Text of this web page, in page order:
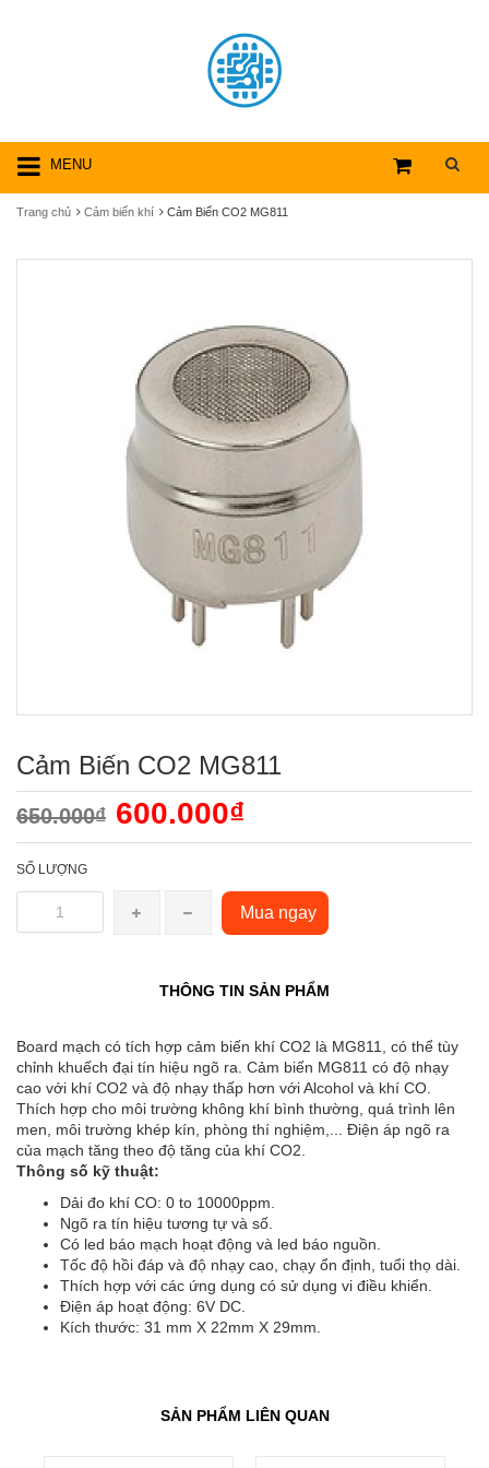
MENU
Trang chủ Cảm biến khí Cảm Biến CO2 MG811
Cảm Biến CO2 MG811
650.000₫ 600.000₫
SỐ LƯỢNG
Mua ngay
THÔNG TIN SẢN PHẨM
Board mạch có tích hợp cảm biến khí CO2 là MG­811, có thể tùy
chỉnh khuếch đại tín hiệu ngõ ra. Cảm biến MG­811 có độ nhạy
cao với khí CO2 và độ nhạy thấp hơn với Alcohol và khí CO.
Thích hợp cho môi trường không khí bình thường, quá trình lên
men, môi trường khép kín, phòng thí nghiệm,... Điện áp ngõ ra
của mạch tăng theo độ tăng của khí CO2.
Thông số kỹ thuật:
Dải đo khí CO: 0 to 10000ppm.
Ngõ ra tín hiệu tương tự và số.
Có led báo mạch hoạt động và led báo nguồn.
Tốc độ hồi đáp và độ nhạy cao, chạy ổn định, tuổi thọ dài.
Thích hợp với các ứng dụng có sử dụng vi điều khiển.
Điện áp hoạt động: 6V DC.
Kích thước: 31 mm X 22mm X 29mm.
SẢN PHẨM LIÊN QUAN